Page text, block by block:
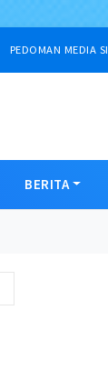
PEDOMAN MEDIA
BERITA